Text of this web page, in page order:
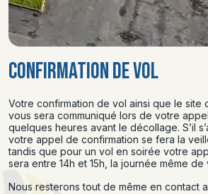
CONFIRMATION DE VOL
Votre confirmation de vol ainsi que le site
vous sera communiqué lors de votre
quelques heures avant le décollage. S’il
votre appel de confirmation se fera la
tandis que pour un vol en soirée votre
sera entre 14h et 15h, la journée même
Nous resterons tout de même en contact